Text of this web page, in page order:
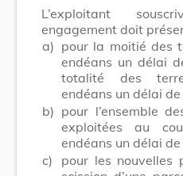
L’exploitant
engagement doit
a) pour la moitié des
endéans un délai
totalité des
endéans un délai de
b) pour l’ensemble
exploitées au
endéans un délai
c)
pour les nouvelles